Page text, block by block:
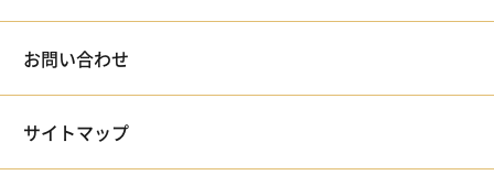
お問い合わせ
サイトマップ